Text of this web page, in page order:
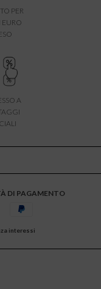
PER
A
DI PAGAMENTO
interessi